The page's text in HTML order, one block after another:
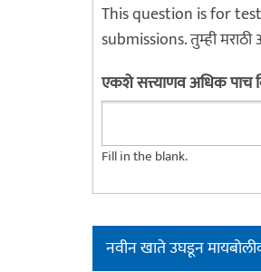
This question is for
submissions. तुम्ही मराठी
एकशे सत्त्याणव अधिक पाच
Fill in the blank.